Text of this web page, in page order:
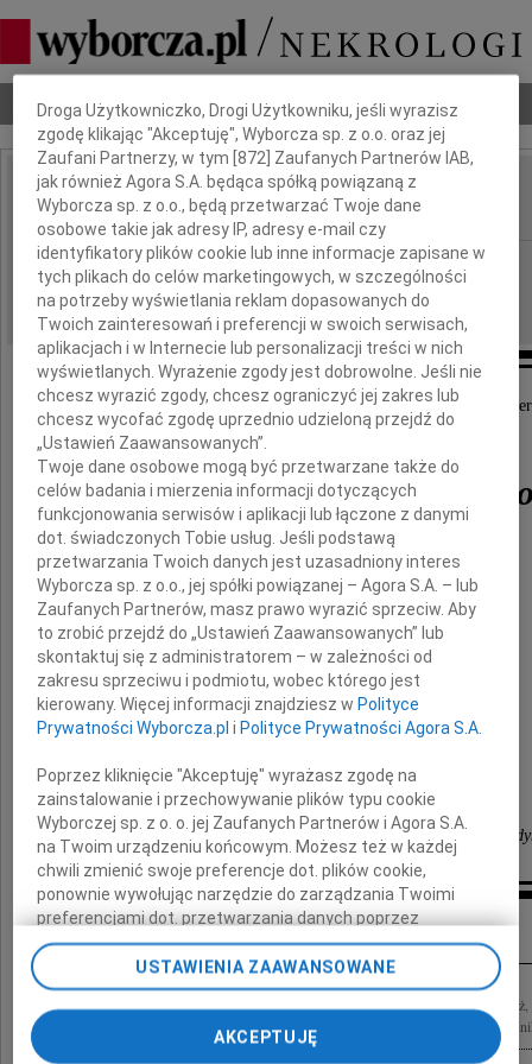
Nekrologi Odeszli Poradnik pogrzebowy
IMIĘ I NAZWISKO: Jarosław Jasiński
REGION: Częstochowa
DATA EMISJI: 19.07.2014
Z głębokim żalem przyjęliśmy wiadomość o
naszego Kolegi
Jarosława
Działacza Stowarzyszenia Ordynacka.
Żonie i Synowi
składamy
serdeczne wyrazy współczucia
Zarząd Częstochowskiego Okręgu Stowarzyszenia
Inne kondolencje
Z bólem zawiadamiamy, że w dniu 17 lipca 2014 roku zmarł Jarosław Jasiński
organizator życia studenckiego, pracownik Politechniki Częstochowskiej,
Dbamy o Twoją prywatność
Droga Użytkowniczko, Drogi Użytkowniku, jeśli wyrazisz
zgodę klikając "Akceptuję", Wyborcza sp. z o.o. oraz jej
Zaufani Partnerzy, w tym [872 ] Zaufanych Partnerów IAB,
jak również Agora S.A. będąca spółką powiązaną z
Wyborcza sp. z o.o., będą przetwarzać Twoje dane
osobowe takie jak adresy IP, adresy e-mail czy
identyfikatory plików cookie lub inne informacje zapisane w
tych plikach do celów marketingowych, w szczególności
na potrzeby wyświetlania reklam dopasowanych do
Twoich zainteresowań i preferencji w swoich serwisach,
aplikacjach i w Internecie lub personalizacji treści w nich
wyświetlanych. Wyrażenie zgody jest dobrowolne. Jeśli nie
chcesz wyrazić zgody, chcesz ograniczyć jej zakres lub
chcesz wycofać zgodę uprzednio udzieloną przejdź do
„Ustawień Zaawansowanych”.
Twoje dane osobowe mogą być przetwarzane także do
celów badania i mierzenia informacji dotyczących
funkcjonowania serwisów i aplikacji lub łączone z danymi
dot. świadczonych Tobie usług. Jeśli podstawą
przetwarzania Twoich danych jest uzasadniony interes
Wyborcza sp. z o.o., jej spółki powiązanej – Agora S.A. – lub
Zaufanych Partnerów, masz prawo wyrazić sprzeciw. Aby
to zrobić przejdź do „Ustawień Zaawansowanych” lub
skontaktuj się z administratorem – w zależności od
zakresu sprzeciwu i podmiotu, wobec którego jest
kierowany. Więcej informacji znajdziesz w Polityce
Prywatności Wyborcza.pl i Polityce Prywatności Agora S.A.
Poprzez kliknięcie "Akceptuję" wyrażasz zgodę na
zainstalowanie i przechowywanie plików typu cookie
Wyborczej sp. z o. o. jej Zaufanych Partnerów i Agora S.A.
na Twoim urządzeniu końcowym. Możesz też w każdej
chwili zmienić swoje preferencje dot. plików cookie,
ponownie wywołując narzędzie do zarządzania Twoimi
preferencjami dot. przetwarzania danych poprzez
odnośnik „Ustawienia prywatności” w stopce serwisu i
przechodząc do sekcji „Ustawienia zaawansowane”.
Zmiana ustawień plików cookie możliwa jest także za
pomocą ustawień przeglądarki.
USTAWIENIA ZAAWANSOWANE
AKCEPTUJĘ